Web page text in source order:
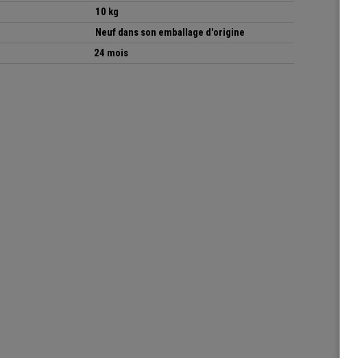
10 kg
Neuf dans son emballage d'origine
24 mois